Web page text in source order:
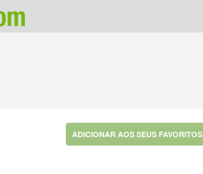
ADICIONAR AOS SEUS FAVORITOS